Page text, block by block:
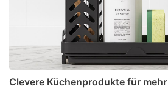
Clevere Küchenprodukte für